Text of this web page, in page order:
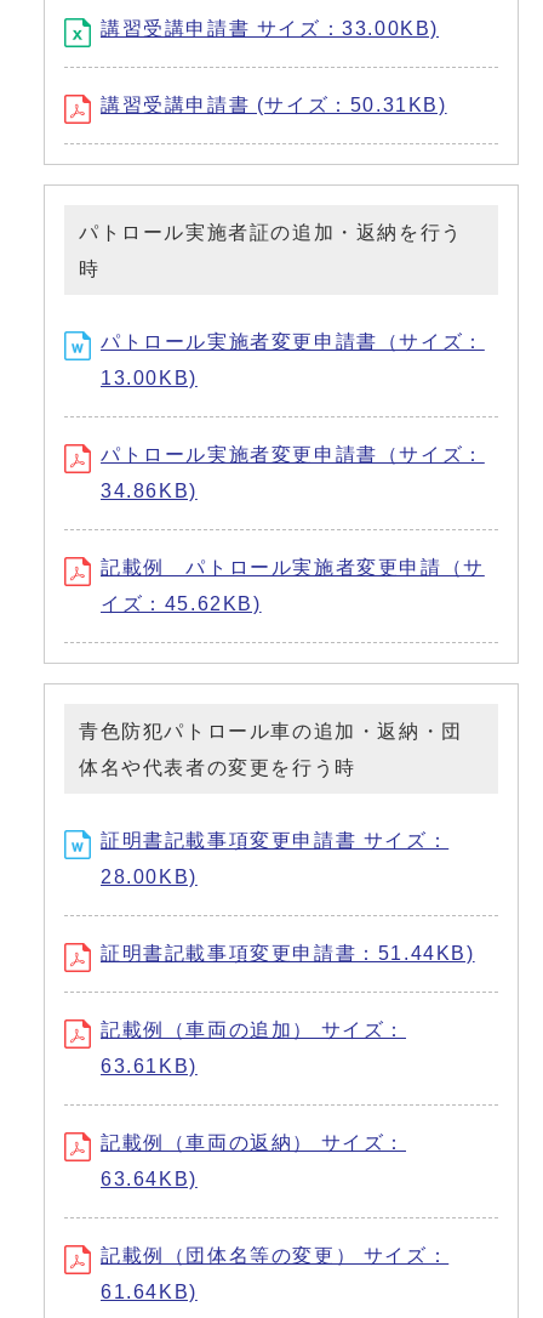
講習受講申請書 サイズ：33.00KB)
講習受講申請書 (サイズ：50.31KB)
パトロール実施者証の追加・返納を行う
時
パトロール実施者変更申請書（サイズ：
13.00KB)
パトロール実施者変更申請書（サイズ：
34.86KB)
記載例 パトロール実施者変更申請（サ
イズ：45.62KB)
青色防犯パトロール車の追加・返納・団
体名や代表者の変更を行う時
証明書記載事項変更申請書 サイズ：
28.00KB)
証明書記載事項変更申請書：51.44KB)
記載例（車両の追加） サイズ：
63.61KB)
記載例（車両の返納） サイズ：
63.64KB)
記載例（団体名等の変更） サイズ：
61.64KB)